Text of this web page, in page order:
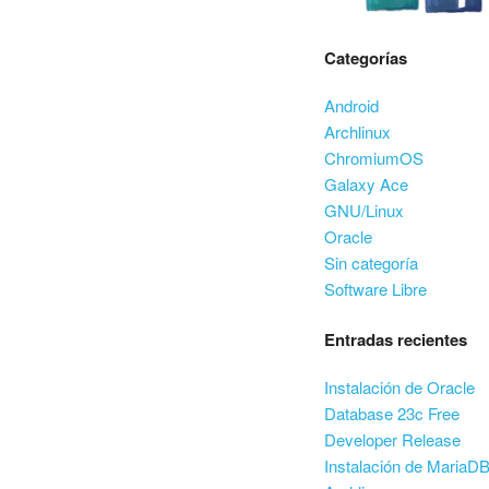
Categorías
Android
Archlinux
ChromiumOS
Galaxy Ace
GNU/Linux
Oracle
Sin categoría
Software Libre
Entradas recientes
Instalación de Oracle
Database 23c Free
Developer Release
Instalación de